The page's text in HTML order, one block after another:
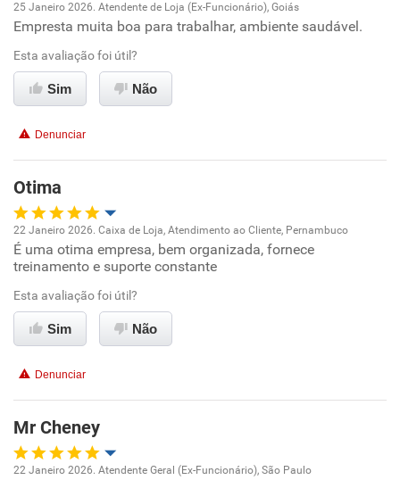
Oportunidade de promoção
Ambiente de trabalho
Benefícios
Recomenda esta empresa
Recomenda a diretoria
25 Janeiro 2026. Atendente de Loja (Ex-Funcionário), Goiás
Empresta muita boa para trabalhar, ambiente saudável.
Esta avaliação foi útil?
Sim Não
Denunciar
Otima
Oportunidade de promoção
Ambiente de trabalho
Conciliação com a vida familiar
Recomenda esta empresa
Recomenda a diretoria
22 Janeiro 2026. Caixa de Loja, Atendimento ao Cliente, Pernambuco
É uma otima empresa, bem organizada, fornece
treinamento e suporte constante
Esta avaliação foi útil?
Sim Não
Denunciar
Mr Cheney
22 Janeiro 2026. Atendente Geral (Ex-Funcionário), São Paulo